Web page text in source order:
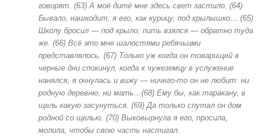
говорят. (63) А моё дитё мне здесь свет застило. (64)
Бывало, нашкодит, я его, как курицу, под крылышко… (65)
Школу бросил — под крыло; пить взялся — обратно туда
же. (66) Всё это мне шалостями ребячьими
представлялось. (67) Только уж когда он товарищей в
черные дни спокинул, когда к чужеземцу в услужение
нанялся, я очнулась и вижу — ничего-то он не любит: ни
родную деревню, ни мать…(68) Ему бы, как таракану, в
щель какую засунуться. (69) Да только спутал он дом
родной со щелью. (70) Выковырнула я его, просила,
молила, чтобы свою часть настигал.